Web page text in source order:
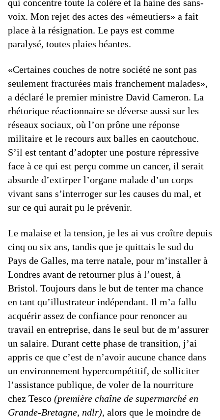
qui concentre toute la colère et la haine des sans-
voix. Mon rejet des actes des «émeutiers» a fait
place à la résignation. Le pays est comme
paralysé, toutes plaies béantes.
«Certaines couches de notre société ne sont pas
seulement fracturées mais franchement malades»,
a déclaré le premier ministre David Cameron. La
rhétorique réactionnaire se déverse aussi sur les
réseaux sociaux, où l’on prône une réponse
militaire et le recours aux balles en caoutchouc.
S’il est tentant d’adopter une posture répressive
face à ce qui est perçu comme un cancer, il serait
absurde d’extirper l’organe malade d’un corps
vivant sans s’interroger sur les causes du mal, et
sur ce qui aurait pu le prévenir.
Le malaise et la tension, je les ai vus croître depuis
cinq ou six ans, tandis que je quittais le sud du
Pays de Galles, ma terre natale, pour m’installer à
Londres avant de retourner plus à l’ouest, à
Bristol. Toujours dans le but de tenter ma chance
en tant qu’illustrateur indépendant. Il m’a fallu
acquérir assez de confiance pour renoncer au
travail en entreprise, dans le seul but de m’assurer
un salaire. Durant cette phase de transition, j’ai
appris ce que c’est de n’avoir aucune chance dans
un environnement hypercompétitif, de solliciter
l’assistance publique, de voler de la nourriture
chez Tesco (première chaîne de supermarché en
Grande-Bretagne, ndlr), alors que le moindre de